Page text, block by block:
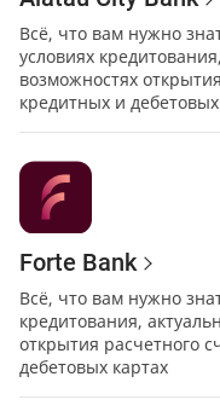
Всё, что вам нужно
условиях
возможностях
кредитных и
Forte Bank
Всё, что вам нужно
кредитования,
открытия расчетного
дебетовых картах